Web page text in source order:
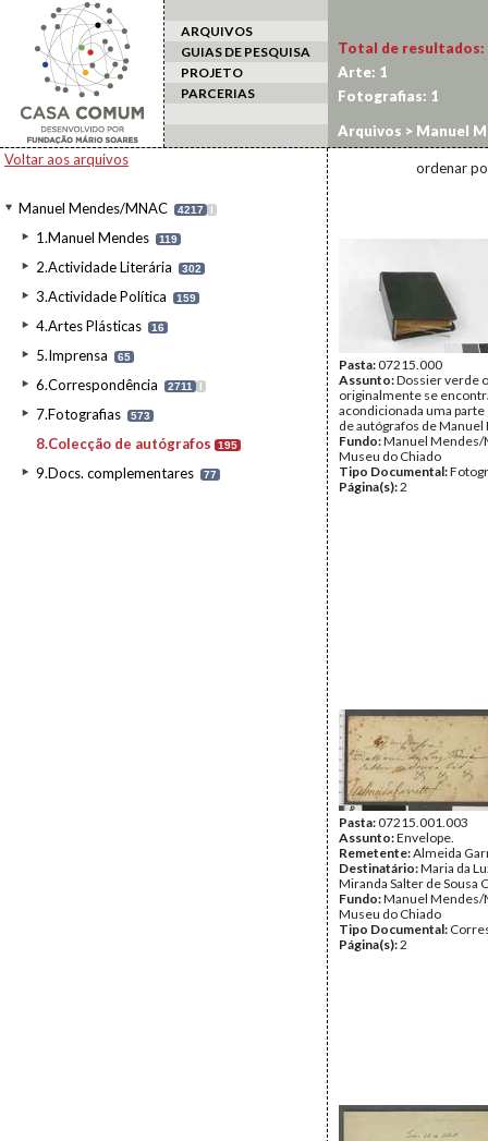
ARQUIVOS
GUIAS DE PESQUISA
PROJETO
PARCERIAS
Voltar aos arquivos
Manuel Mendes/MNAC 4217 I
1.Manuel Mendes 119
2.Actividade Literária 302
3.Actividade Política 159
4.Artes Plásticas 16
5.Imprensa 65
6.Correspondência 2711 I
7.Fotografias 573
8.Colecção de autógrafos 195
9.Docs. complementares 77
Total de resultados:
Arte: 1
Fotografias: 1
Arquivos > Manuel
ordenar
Pasta:07215.000
Assunto:Dossier verde
originalmente se
acondicionada uma parte
de autógrafos de Manuel
Fundo:Manuel Mendes/
Museu do Chiado
Tipo Documental:
Página(s):2
Pasta:07215.001.003
Assunto:Envelope.
Remetente:Almeida
Destinatário:Maria da
Miranda Salter de Sousa
Fundo:Manuel Mendes/
Museu do Chiado
Tipo Documental:
Página(s):2